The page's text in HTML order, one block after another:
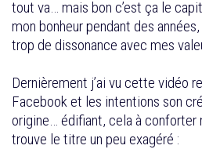
tout va… mais bon c’est ça le
mon bonheur pendant des
trop de dissonance avec mes
Dernièrement j’ai vu cette vidéo
Facebook et les intentions son
origine… édifiant, cela à conforter
trouve le titre un peu exagéré :